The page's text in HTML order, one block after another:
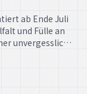
ab Ende Juli
und Fülle an
unvergesslich